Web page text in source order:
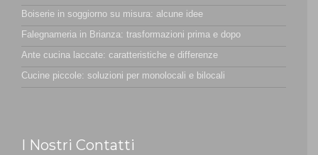
Boiserie in soggiorno su misura: alcune idee
Falegnameria in Brianza: trasformazioni prima e dopo
Ante cucina laccate: caratteristiche e differenze
Cucine piccole: soluzioni per monolocali e bilocali
I Nostri Contatti